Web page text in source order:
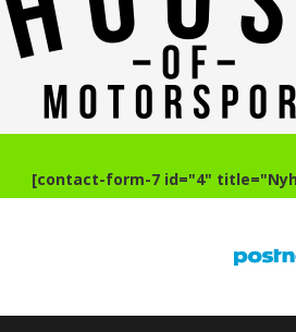
[contact-form-7 id="4"